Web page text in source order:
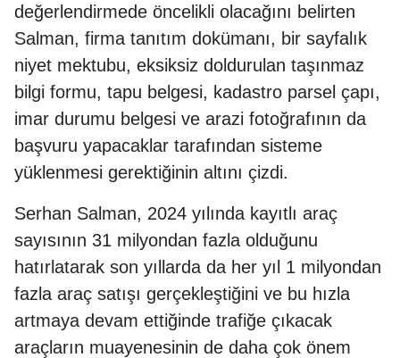
değerlendirmede öncelikli olacağını belirten
Salman, firma tanıtım dokümanı, bir sayfalık
niyet mektubu, eksiksiz doldurulan taşınmaz
bilgi formu, tapu belgesi, kadastro parsel çapı,
imar durumu belgesi ve arazi fotoğrafının da
başvuru yapacaklar tarafından sisteme
yüklenmesi gerektiğinin altını çizdi.
Serhan Salman, 2024 yılında kayıtlı araç
sayısının 31 milyondan fazla olduğunu
hatırlatarak son yıllarda da her yıl 1 milyondan
fazla araç satışı gerçekleştiğini ve bu hızla
artmaya devam ettiğinde trafiğe çıkacak
araçların muayenesinin de daha çok önem